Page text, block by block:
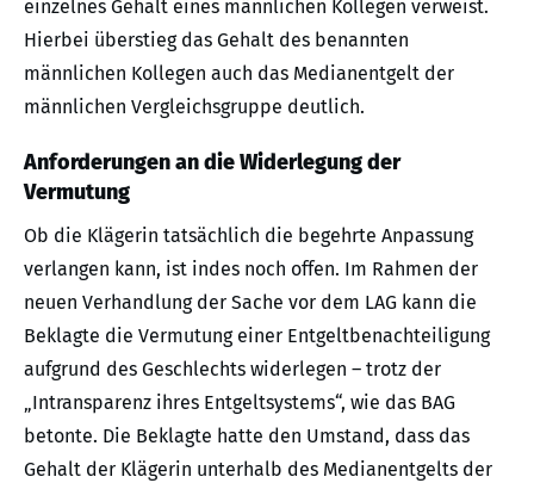
einzelnes Gehalt eines männlichen Kollegen verweist.
Hierbei überstieg das Gehalt des benannten
männlichen Kollegen auch das Medianentgelt der
männlichen Vergleichsgruppe deutlich.
Anforderungen an die Widerlegung der
Vermutung
Ob die Klägerin tatsächlich die begehrte Anpassung
verlangen kann, ist indes noch offen. Im Rahmen der
neuen Verhandlung der Sache vor dem LAG kann die
Beklagte die Vermutung einer Entgeltbenachteiligung
aufgrund des Geschlechts widerlegen – trotz der
„Intransparenz ihres Entgeltsystems“, wie das BAG
betonte. Die Beklagte hatte den Umstand, dass das
Gehalt der Klägerin unterhalb des Medianentgelts der